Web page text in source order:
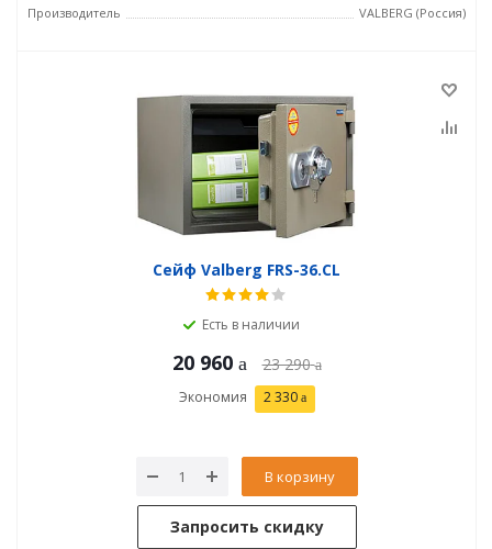
Производитель
VALBERG (Россия)
Сейф Valberg FRS-36.CL
Есть в наличии
20 960 23 290
Экономия 2 330
В корзину
Запросить скидку